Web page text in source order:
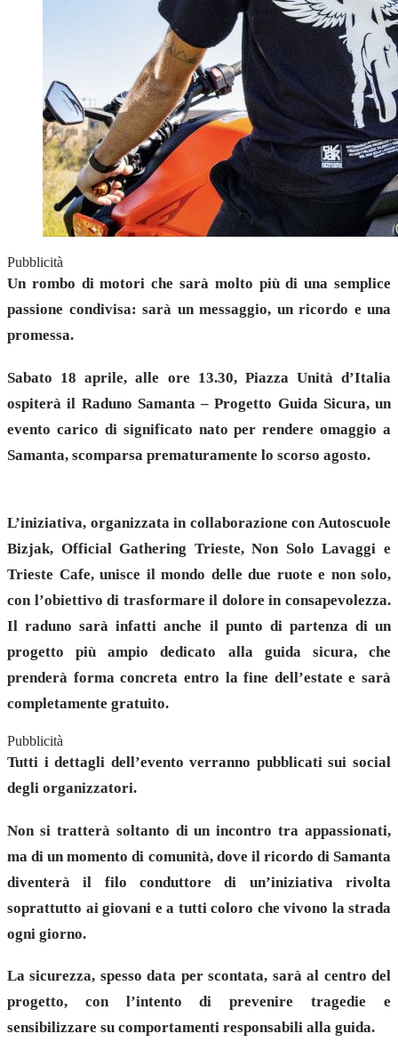
Pubblicità
Un rombo di motori che sarà molto più di una semplice
passione condivisa: sarà un messaggio, un ricordo e una
promessa.
Sabato 18 aprile, alle ore 13.30, Piazza Unità d’Italia
ospiterà il Raduno Samanta – Progetto Guida Sicura, un
evento carico di significato nato per rendere omaggio a
Samanta, scomparsa prematuramente lo scorso agosto.
L’iniziativa, organizzata in collaborazione con Autoscuole
Bizjak, Official Gathering Trieste, Non Solo Lavaggi e
Trieste Cafe, unisce il mondo delle due ruote e non solo,
con l’obiettivo di trasformare il dolore in consapevolezza.
Il raduno sarà infatti anche il punto di partenza di un
progetto più ampio dedicato alla guida sicura, che
prenderà forma concreta entro la fine dell’estate e sarà
completamente gratuito.
Pubblicità
Tutti i dettagli dell’evento verranno pubblicati sui social
degli organizzatori.
Non si tratterà soltanto di un incontro tra appassionati,
ma di un momento di comunità, dove il ricordo di Samanta
diventerà il filo conduttore di un’iniziativa rivolta
soprattutto ai giovani e a tutti coloro che vivono la strada
ogni giorno.
La sicurezza, spesso data per scontata, sarà al centro del
progetto, con l’intento di prevenire tragedie e
sensibilizzare su comportamenti responsabili alla guida.